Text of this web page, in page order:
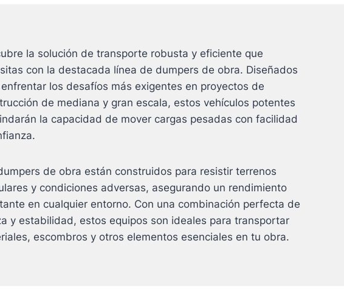
la solución de transporte robusta y eficiente que
con la destacada línea de dumpers de obra. Diseñados
los desafíos más exigentes en proyectos de
de mediana y gran escala, estos vehículos potentes
la capacidad de mover cargas pesadas con facilidad
de obra están construidos para resistir terrenos
y condiciones adversas, asegurando un rendimiento
en cualquier entorno. Con una combinación perfecta de
y estabilidad, estos equipos son ideales para transportar
escombros y otros elementos esenciales en tu obra.